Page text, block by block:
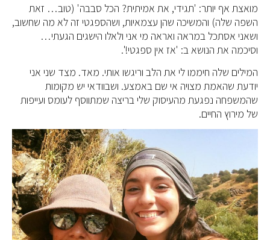
מואצת אף יותר: 'תגידי, את אמיתית? הכל סבבה' (טוב… זאת
השפה שלה) והמשיכה שהן עצמאיות, ושהספגטי זה לא מה שחשוב,
ושאני אסתכל במראה ואראה מי אני ולאלו הישגים הגעתי…
וסיכמה את הנושא ב: 'אז אין ספגטי!'.
המילים שלה חיממו לי את הלב וריגשו אותי. מאד. מצד שני אני
יודעת שהאמת מצויה אי שם באמצע. ושבוודאי יש מקומות
שהמשפחה נפגעת מהעיסוק שלי בריצה שמתווסף לעומס ועייפות
של מירוץ החיים.